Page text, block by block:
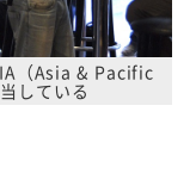
（Asia & Pacific
している